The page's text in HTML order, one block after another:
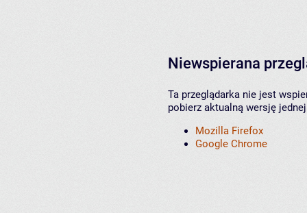
Niewspierana
Ta przeglądarka nie jest
pobierz aktualną wersję
Mozilla Firefox
Google Chrome